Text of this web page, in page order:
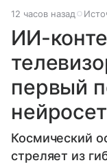
12 часов назад
ИИ-
первый
Космический
стреляет из